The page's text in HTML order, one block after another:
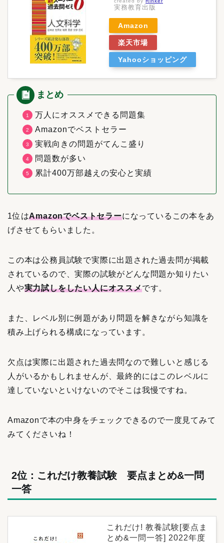
実務教育出版
Amazon
楽天市場
Yahooショッピング
万人にオススメできる問題集
Amazonでベストセラー
実戦向きの問題がてんこ盛り
問題数が多い
累計400万部越えの安心と実績
1位はAmazonでベストセラーになっているこの本をあ
げさせてもらいました。
この本は公務員試験で実際に出題された過去問が掲載
されているので、実際の試験がどんな問題か知りたい
人や実力試しをしたい人にオススメです。
また、レベル別に例題があり問題を解きながら知識を
積み上げられる構成になっています。
欠点は実際に出題された過去問なので難しいと感じる
人がいるかもしれませんが、最終的にはこのレベルに
達していないといけないのでそこは我慢ですね。
Amazonで本の中身をチェックできるので一度見てみて
みてくださいね！
2位：これだけ教養試験 要点まとめ&一問
一答
これだけ! 教養試験[要点ま
とめ&一問一答] 2022年度